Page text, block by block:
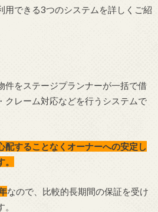
用できる3つのシステムを詳しくご紹
件をステージプランナーが一括で借
クレーム対応などを行うシステムで
配することなくオーナーへの安定し
なので、比較的長期間の保証を受け